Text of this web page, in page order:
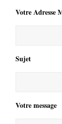
Votre Adresse
Sujet
Votre message